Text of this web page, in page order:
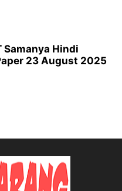
Samanya Hindi
23 August 2025